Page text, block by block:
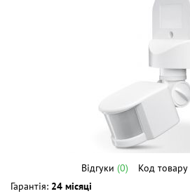
Відгуки (0) Код товару
Гарантія: 24 місяці